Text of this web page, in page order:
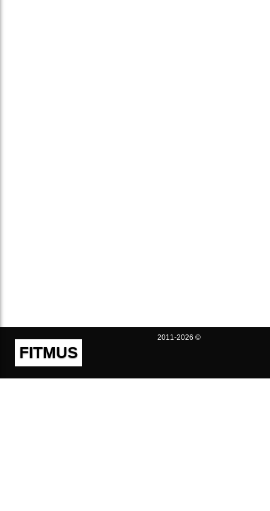
FITMUS
2011-2026 ©